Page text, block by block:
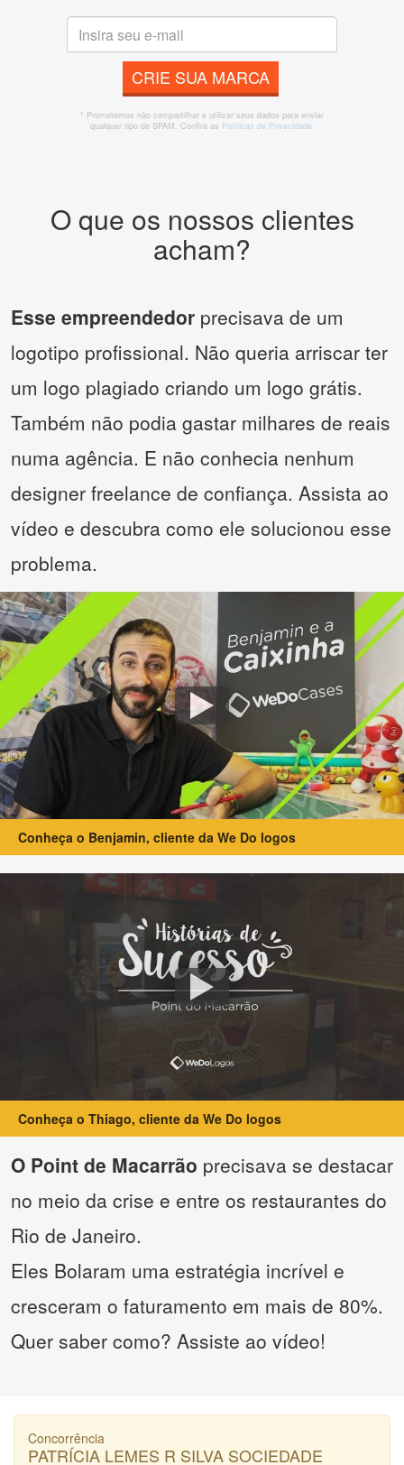
CRIE SUA MARCA
* Prometemos não compartilhar e utilizar seus dados para enviar
qualquer tipo de SPAM. Confira as Políticas de Privacidade.
O que os nossos clientes
acham?
Esse empreendedor precisava de um
logotipo profissional. Não queria arriscar ter
um logo plagiado criando um logo grátis.
Também não podia gastar milhares de reais
numa agência. E não conhecia nenhum
designer freelance de confiança. Assista ao
vídeo e descubra como ele solucionou esse
problema.
Conheça o Benjamin, cliente da We Do logos
Conheça o Thiago, cliente da We Do logos
O Point de Macarrão precisava se destacar
no meio da crise e entre os restaurantes do
Rio de Janeiro.
Eles Bolaram uma estratégia incrível e
cresceram o faturamento em mais de 80%.
Quer saber como? Assiste ao vídeo!
Concorrência
PATRÍCIA LEMES R SILVA SOCIEDADE